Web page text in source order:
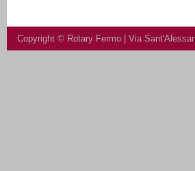
Copyright © Rotary Fermo | Via